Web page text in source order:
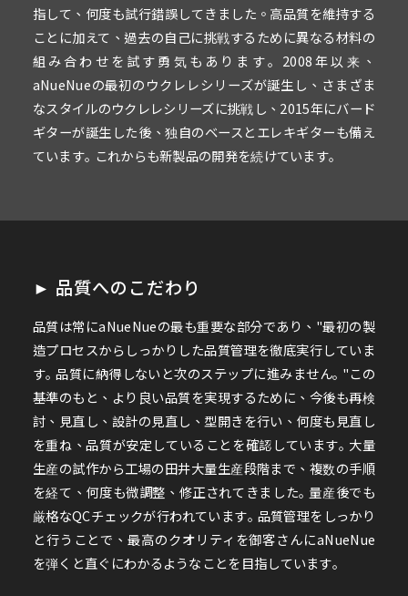
指して、何度も試行錯誤してきました。高品質を維持する
ことに加えて、過去の自己に挑戦するために異なる材料の
組み合わせを試す勇気もあります｡ 2008年以来、
aNueNueの最初のウクレレシリーズが誕生し、さまざま
なスタイルのウクレレシリーズに挑戦し、2015年にバード
ギターが誕生した後、独自のベースとエレキギターも備え
ています｡ これからも新製品の開発を続けています｡
► 品質へのこだわり
品質は常にaNueNueの最も重要な部分であり、"最初の製
造プロセスからしっかりした品質管理を徹底実行していま
す｡ 品質に納得しないと次のステップに進みません｡ "この
基準のもと、より良い品質を実現するために、今後も再検
討、見直し、設計の見直し、型開きを行い、何度も見直し
を重ね、品質が安定していることを確認しています｡ 大量
生産の試作から工場の田井大量生産段階まで、複数の手順
を経て、何度も微調整、修正されてきました｡ 量産後でも
厳格なQCチェックが行われています｡ 品質管理をしっかり
と行うことで、最高のクオリティを御客さんにaNueNue
を弾くと直ぐにわかるようなことを目指しています｡